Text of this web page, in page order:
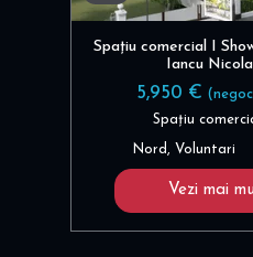
Spațiu comercial I
Iancu
5,950 €
Spațiu
Nord, Voluntari
Vezi mai